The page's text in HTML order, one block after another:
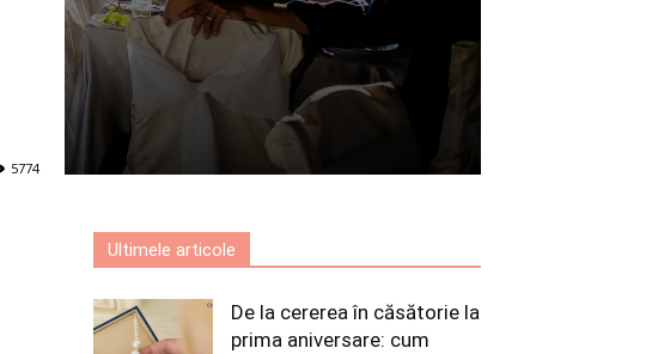
5774
Ultimele articole
De la cererea în căsătorie la
prima aniversare: cum